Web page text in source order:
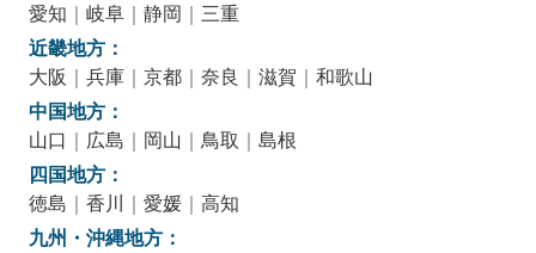
愛知 ｜ 岐阜｜ 静岡 ｜ 三重
近畿地方：
大阪 ｜ 兵庫｜ 京都｜ 奈良 ｜ 滋賀 ｜ 和歌山
中国地方：
山口 ｜ 広島 ｜ 岡山 ｜ 鳥取 ｜ 島根
四国地方：
徳島 ｜ 香川 ｜ 愛媛｜ 高知
九州・沖縄地方：